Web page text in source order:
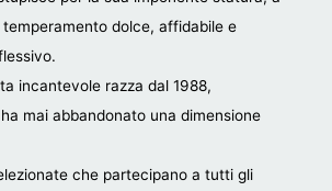
dolce, affidabile e
incantevole razza dal 1988,
mai abbandonato una dimensione
che partecipano a tutti gli